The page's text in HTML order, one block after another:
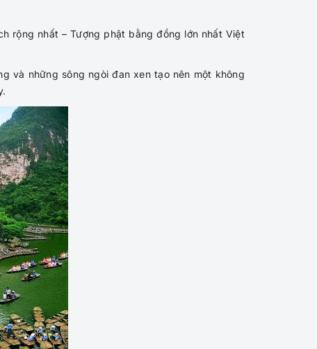
rộng nhất – Tượng phật bằng đồng lớn nhất Việt
và những sông ngòi đan xen tạo nên một không